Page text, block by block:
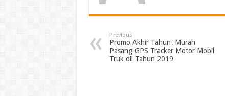
Previous
Promo Akhir Tahun! Murah
Pasang GPS Tracker Motor Mobil
Truk dll Tahun 2019